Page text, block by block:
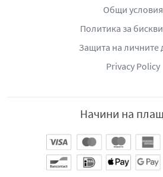
Общи условия
Политика за
Защита на личните
Privacy Policy
Начини на